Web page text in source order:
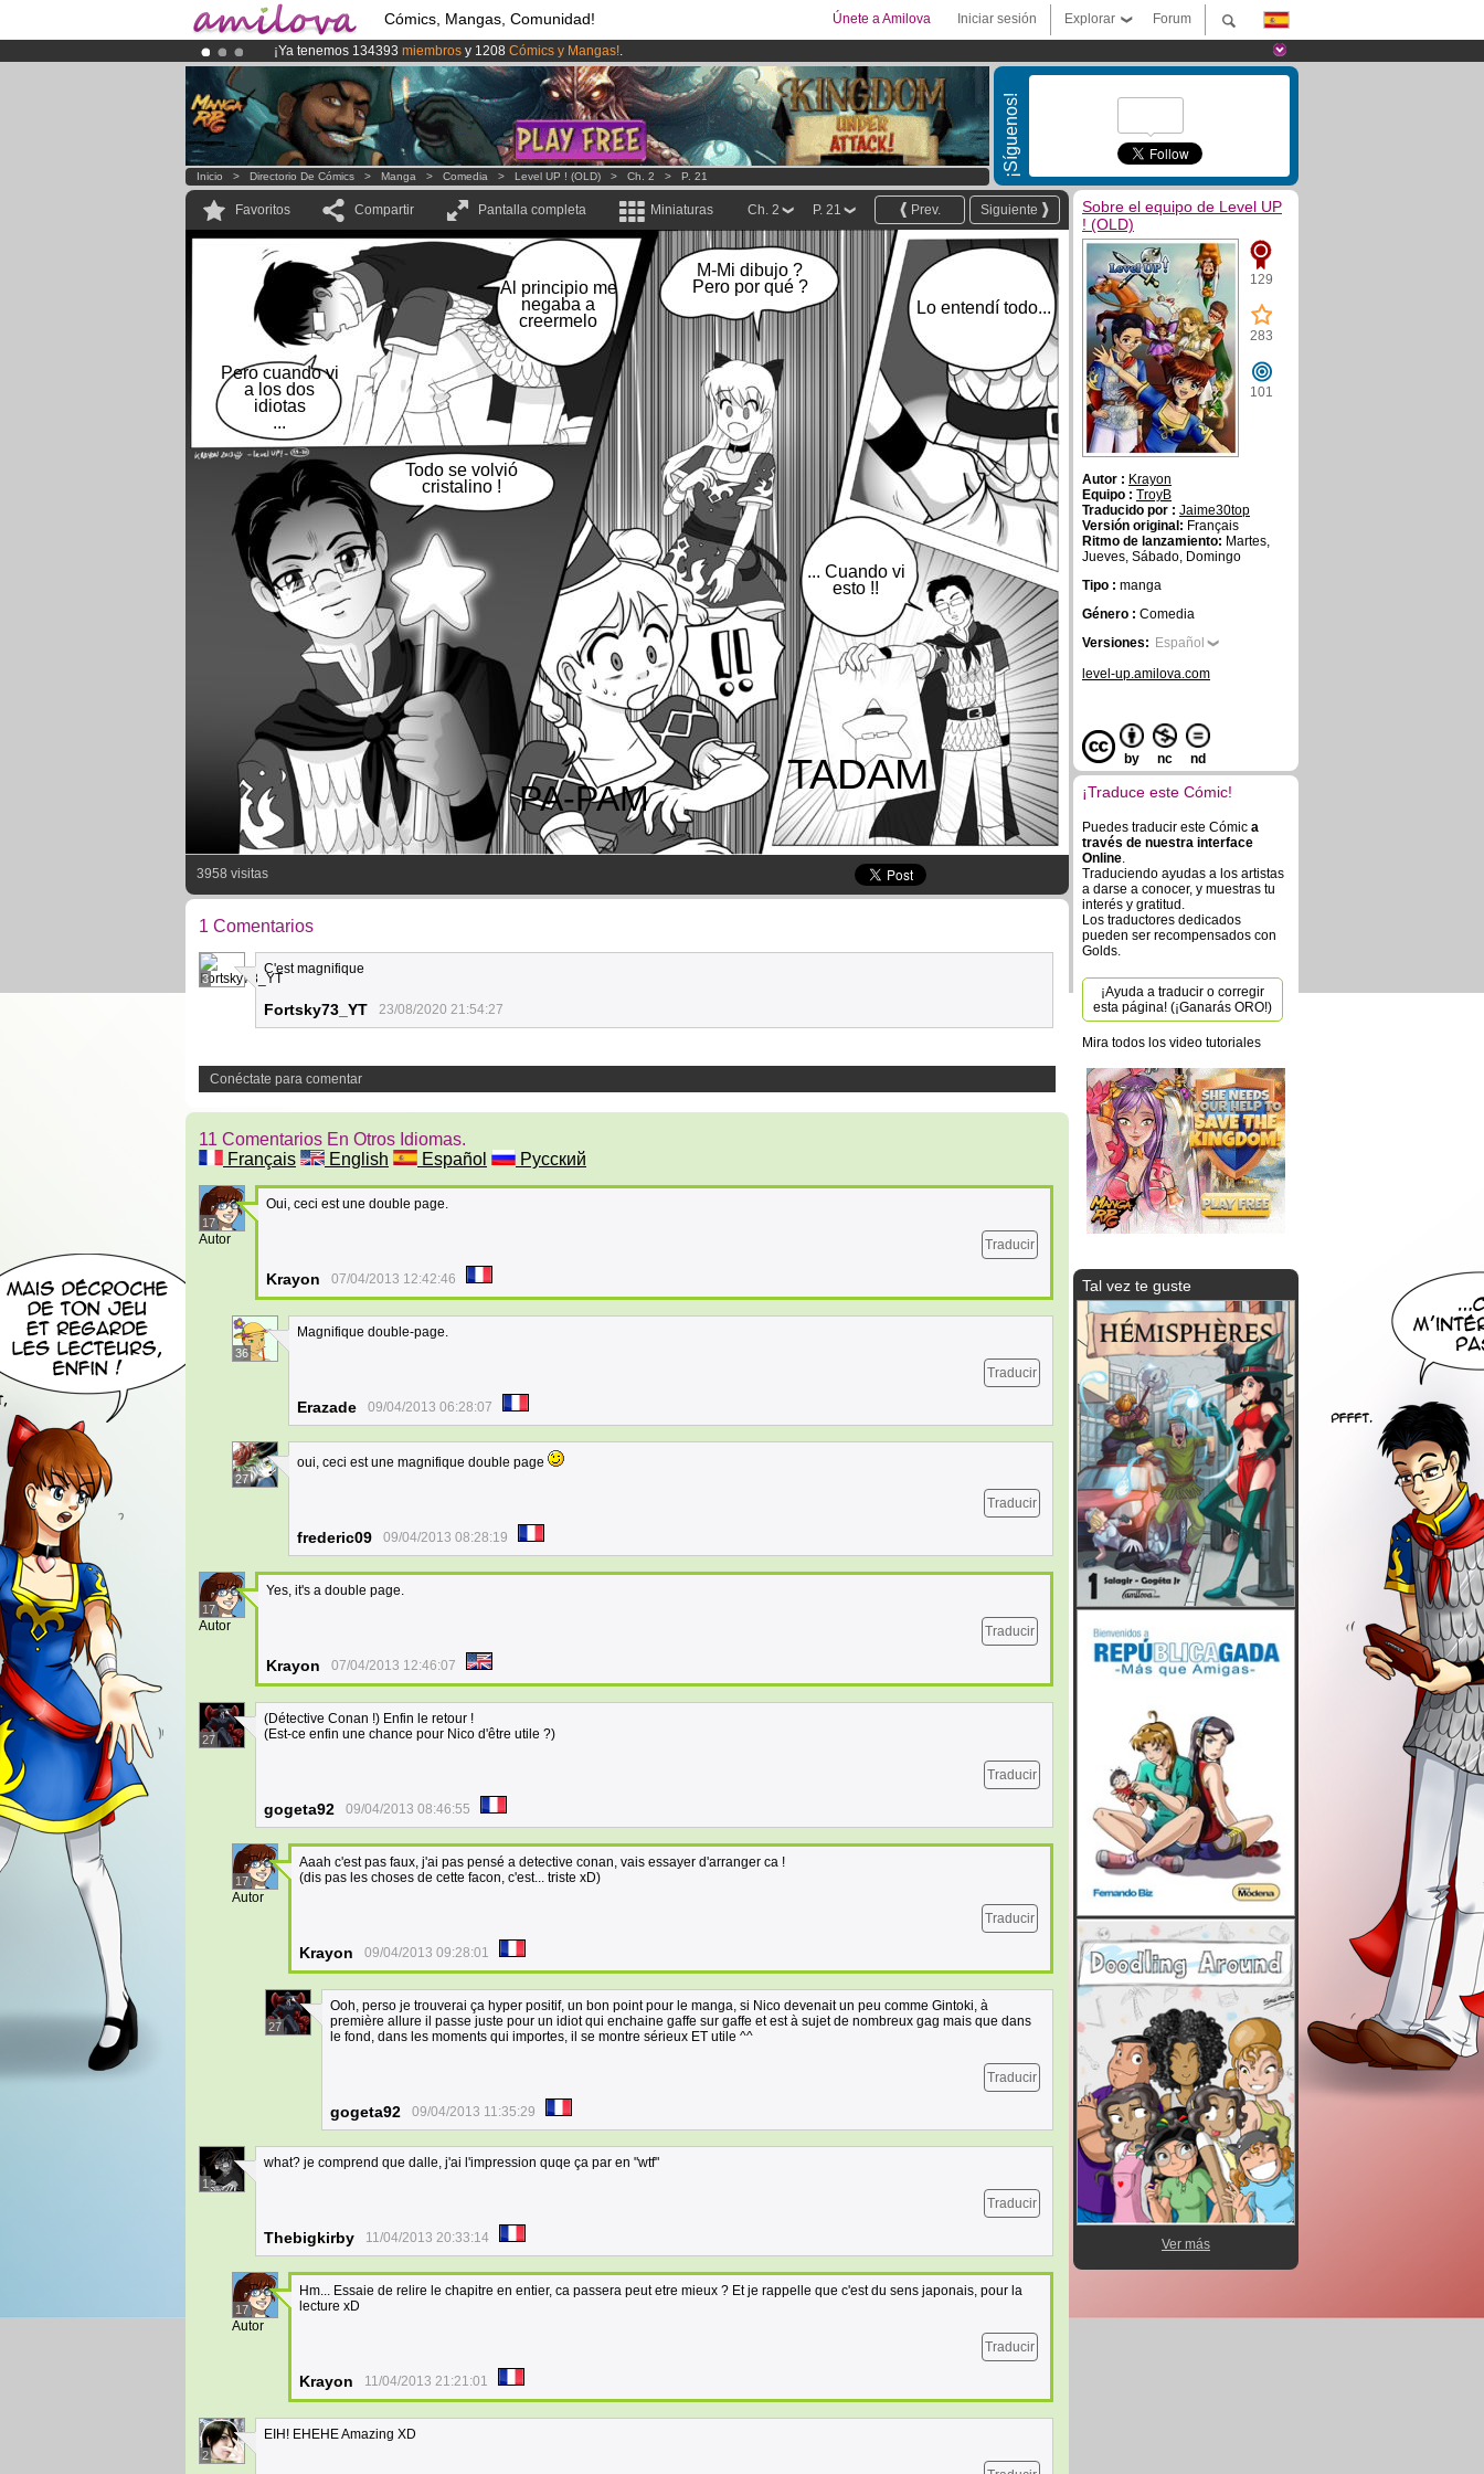
Cómics, Mangas, Comunidad! Forum
Explorar
Iniciar sesión
Únete a Amilova
¡Ya tenemos 134393 miembros y 1208 Cómics y Mangas!.
¡Conviertete en Premium por3.95 eurosal mes!Hazte Premium ya
El Kickstarter Amilova está desormado lanzado!.
¡Síguenos!
Inicio > Directorio De Cómics > Manga > Comedia > Level UP ! (OLD) > Ch. 2 > P. 21
Favoritos Compartir Pantalla completa Miniaturas Siguiente
Prev.
P. 21
Ch. 2
Lo entendí todo...
... Cuando vi
esto !!
M-Mi dibujo ?
Pero por qué ?
Al principio me
negaba a
creermelo
Pero cuando vi
a los dos
idiotas
...
Todo se volvió
cristalino !
TADAM
PA-PAM
3958 visitas
1 Comentarios
3
C'est magnifique
Fortsky73_YT 23/08/2020 21:54:27
Conéctate para comentar
11 Comentarios En Otros Idiomas.
Français
English Español Русский
17
Autor
Oui, ceci est une double page.
Traducir
Krayon 07/04/2013 12:42:46
36
Magnifique double-page.
Traducir
Erazade 09/04/2013 06:28:07
27
oui, ceci est une magnifique double page
Traducir
frederic09 09/04/2013 08:28:19
17
Autor
Yes, it's a double page.
Traducir
Krayon 07/04/2013 12:46:07
27
(Détective Conan !) Enfin le retour !
(Est-ce enfin une chance pour Nico d'être utile ?)
Traducir
gogeta92 09/04/2013 08:46:55
17
Autor
Aaah c'est pas faux, j'ai pas pensé a detective conan, vais essayer d'arranger ca !
(dis pas les choses de cette facon, c'est... triste xD)
Traducir
Krayon 09/04/2013 09:28:01
27
Ooh, perso je trouverai ça hyper positif, un bon point pour le manga, si Nico devenait un peu comme Gintoki, à
première allure il passe juste pour un idiot qui enchaine gaffe sur gaffe et est à sujet de nombreux gag mais que dans
le fond, dans les moments qui importes, il se montre sérieux ET utile ^^
Traducir
gogeta92 09/04/2013 11:35:29
1
what? je comprend que dalle, j'ai l'impression quqe ça par en "wtf"
Traducir
Thebigkirby 11/04/2013 20:33:14
17
Autor
Hm... Essaie de relire le chapitre en entier, ca passera peut etre mieux ? Et je rappelle que c'est du sens japonais, pour la
lecture xD
Traducir
Krayon 11/04/2013 21:21:01
2
EIH! EHEHE Amazing XD
Sobre el equipo de Level UP
! (OLD)
129
283
101
Autor : Krayon
Equipo : TroyB
Traducido por : Jaime30top
Versión original: Français
Ritmo de lanzamiento: Martes,
Jueves, Sábado, Domingo
Tipo : manga
Género : Comedia
Versiones: Español
level-up.amilova.com
by nc nd
¡Traduce este Cómic!
Puedes traducir este Cómic a
través de nuestra interface
Online.
Traduciendo ayudas a los artistas
a darse a conocer, y muestras tu
interés y gratitud.
Los traductores dedicados
pueden ser recompensados con
Golds.
¡Ayuda a traducir o corregir
esta página! (¡Ganarás ORO!)
Mira todos los video tutoriales
Tal vez te guste
Ver más